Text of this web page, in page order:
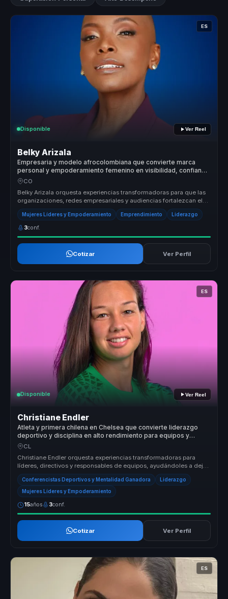
ES
Disponible Ver Reel
Belky Arizala
Empresaria y modelo afrocolombiana que convierte marca
personal y empoderamiento femenino en visibilidad, confianza
y acción para mujeres líderes.
CO
Belky Arizala orquesta experiencias transformadoras para que las
organizaciones, redes empresariales y audiencias fortalezcan el
liderazg...
Mujeres Líderes y Empoderamiento Emprendimiento Liderazgo
3conf.
Cotizar Ver Perfil
ES
Disponible Ver Reel
Christiane Endler
Atleta y primera chilena en Chelsea que convierte liderazgo
deportivo y disciplina en alto rendimiento para equipos y
empresas.
CL
Christiane Endler orquesta experiencias transformadoras para
líderes, directivos y responsables de equipos, ayudándoles a dejar
atrás la ...
Conferencistas Deportivos y Mentalidad Ganadora Liderazgo
Mujeres Líderes y Empoderamiento
15años 3conf.
Cotizar Ver Perfil
ES